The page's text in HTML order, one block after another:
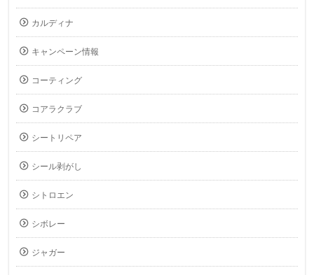
カルディナ
キャンペーン情報
コーティング
コアラクラブ
シートリペア
シール剥がし
シトロエン
シボレー
ジャガー